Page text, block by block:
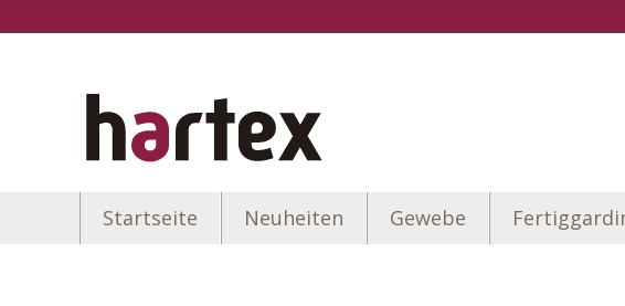
Startseite Neuheiten Gewebe